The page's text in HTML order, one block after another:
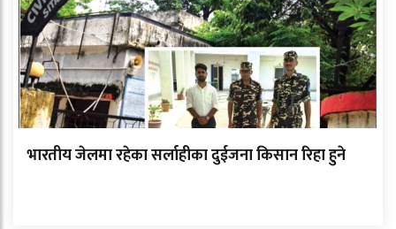
भारतीय जेलमा रहेका सर्लाहीका दुईजना किसान रिहा हुने